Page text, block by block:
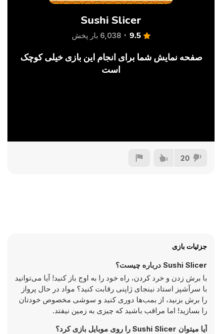
Sushi Slicer
9.5 6,038 بار پخش
صفحه نمایش شما برای انجام این بازی خیلی کوچک
است
20
جزئیات بازی
Sushi Slicer درباره چیست؟
با برش زدن و خرد کردن، راه خود را به اوج باز کنید! آیا می‌توانید
با سرآشپز استاد نینجای ژاپنی رقابت کنید؟ مواد در حال پرواز
را برش بزنید، از بمب‌ها دوری کنید و سوشی مخصوص خودتان
را بسازید! اما مراقب باشید که چیزی به زمین نیفتد.
آیا میتوان Sushi Slicer را روی موبایل بازی کرد؟